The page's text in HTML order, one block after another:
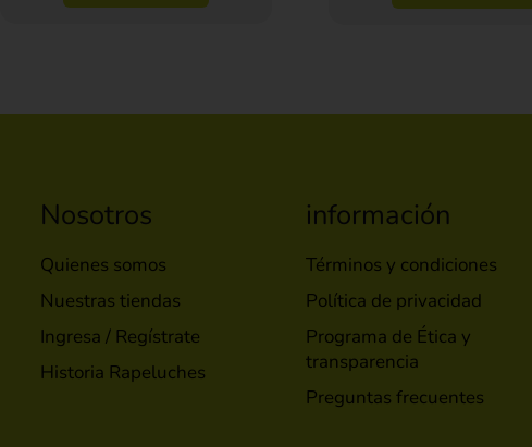
Nosotros
Quienes somos
Nuestras tiendas
Ingresa / Regístrate
Historia Rapeluches
información
Términos y condiciones
Política de privacidad
Programa de Ética y
transparencia
Preguntas frecuentes